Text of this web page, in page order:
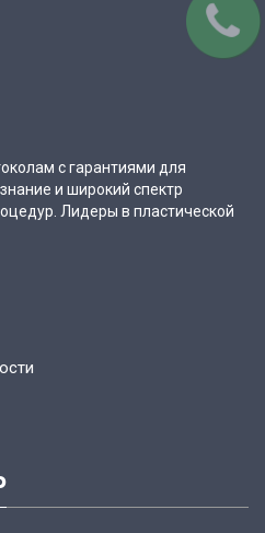
с гарантиями для
и широкий спектр
Лидеры в пластической